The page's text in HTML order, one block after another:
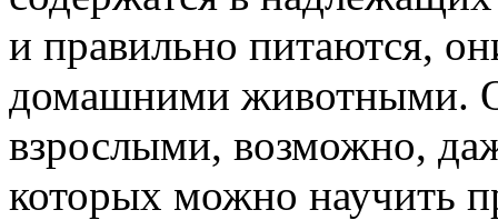
и правильно питаются,
домашними животными.
взрослыми, возможно,
которых можно научить